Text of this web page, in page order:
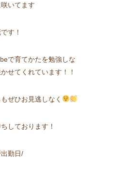
いてます
す！
で育てかたを勉強しな
せてくれています！！
ぜひお見逃しなく
しております！
勤日/